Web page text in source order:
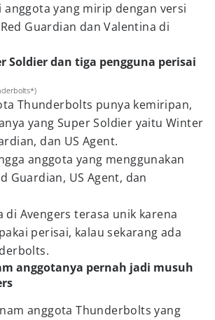
yang mirip dengan versi
Guardian dan Valentina di
Soldier dan tiga pengguna perisai
Thunderbolts punya kemiripan,
yang Super Soldier yaitu Winter
dan US Agent.
anggota yang menggunakan
Guardian, US Agent, dan
di Avengers terasa unik karena
perisai, kalau sekarang ada
anggotanya pernah jadi musuh
anggota Thunderbolts yang